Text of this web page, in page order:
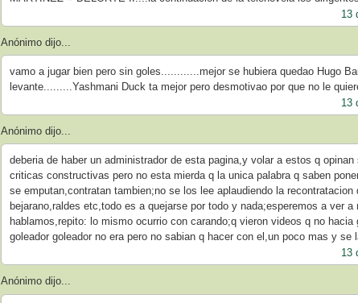
13
Anónimo dijo...
vamo a jugar bien pero sin goles............mejor se hubiera quedao Hugo
levante.........Yashmani Duck ta mejor pero desmotivao por que no le
13
Anónimo dijo...
deberia de haber un administrador de esta pagina,y volar a estos q
criticas constructivas pero no esta mierda q la unica palabra q saben
se emputan,contratan tambien;no se los lee aplaudiendo la recontratacion
bejarano,raldes etc,todo es a quejarse por todo y nada;esperemos a ver a
hablamos,repito: lo mismo ocurrio con carando;q vieron videos q no
goleador goleador no era pero no sabian q hacer con el,un poco mas y se
13
Anónimo dijo...